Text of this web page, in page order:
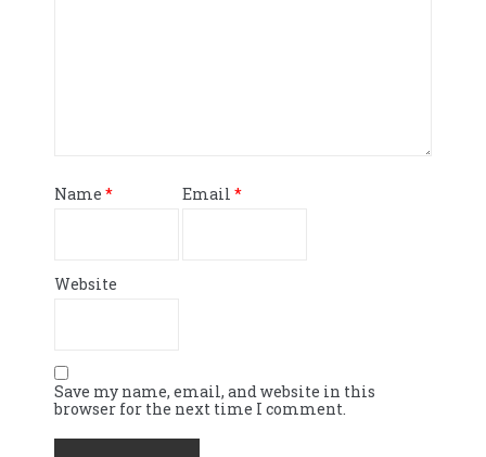
Name * Email *
Website
Save my name, email, and website in this
browser for the next time I comment.